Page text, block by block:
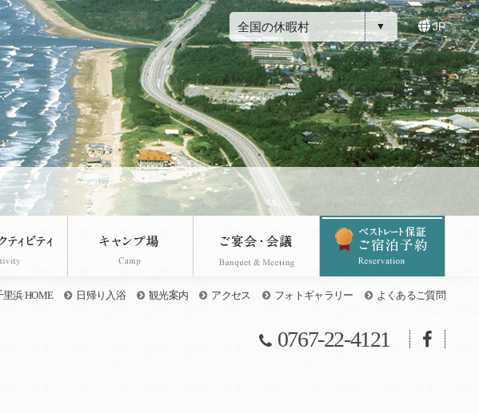
全国の休暇村 JP
浜 HOME 日帰り入浴 観光案内 アクセス フォトギャラリー よくあるご質問
0767-22-4121